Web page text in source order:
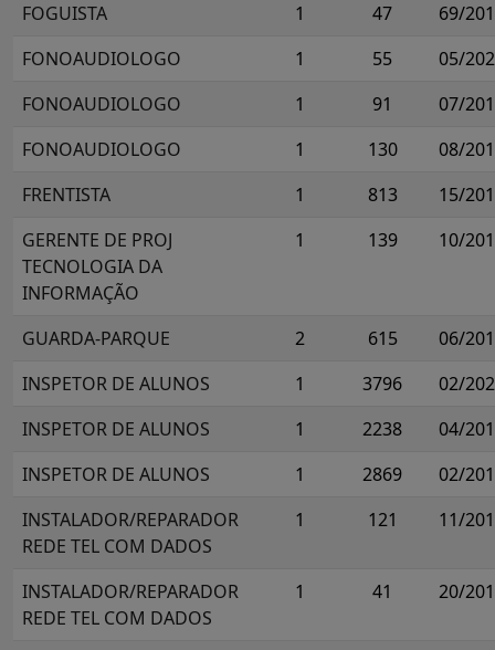
FOGUISTA
1 47
69/
FONOAUDIOLOGO
1 55
05/
FONOAUDIOLOGO
1 91
07/
FONOAUDIOLOGO
1 130
08/
FRENTISTA
1 813
15/
GERENTE DE PROJ
TECNOLOGIA DA
INFORMAÇÃO
1 139 10/
GUARDA-PARQUE 2 615
06/
INSPETOR DE ALUNOS
1 3796
02/
INSPETOR DE ALUNOS
1 2238
04/
INSPETOR DE ALUNOS
1 2869
02/
INSTALADOR/REPARADOR
REDE TEL COM DADOS
1 121 11/
INSTALADOR/REPARADOR
REDE TEL COM DADOS
1 41 20/